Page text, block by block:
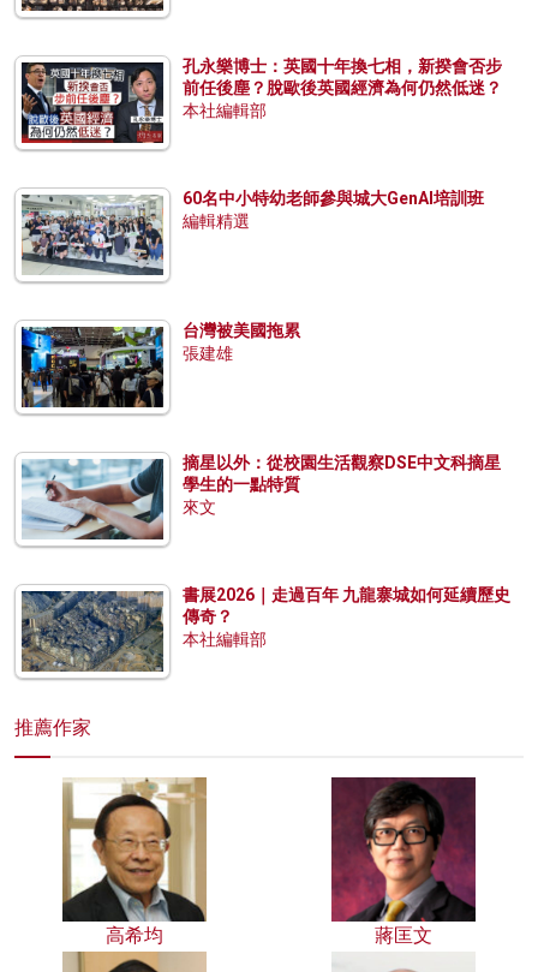
孔永樂博士：英國十年換七相，新揆會否步
前任後塵？脫歐後英國經濟為何仍然低迷？
本社編輯部
60名中小特幼老師參與城大GenAI培訓班
編輯精選
台灣被美國拖累
張建雄
摘星以外：從校園生活觀察DSE中文科摘星
學生的一點特質
來文
書展2026｜走過百年 九龍寨城如何延續歷史
傳奇？
本社編輯部
推薦作家
高希均 蔣匡文